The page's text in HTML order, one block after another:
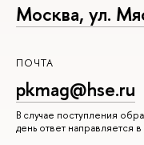
Москва, ул.
ПОЧТА
pkmag@hse.ru
В случае поступления
день ответ направляется